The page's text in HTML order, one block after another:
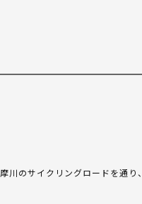
のサイクリングロードを通り、